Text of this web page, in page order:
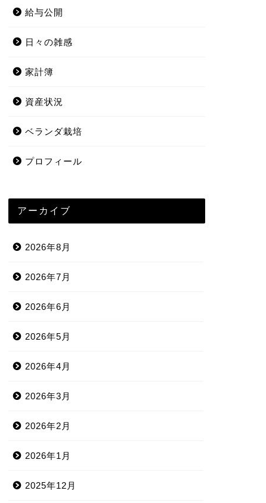
給与公開
日々の雑感
家計簿
資産状況
ベランダ栽培
プロフィール
アーカイブ
2026年8月
2026年7月
2026年6月
2026年5月
2026年4月
2026年3月
2026年2月
2026年1月
2025年12月